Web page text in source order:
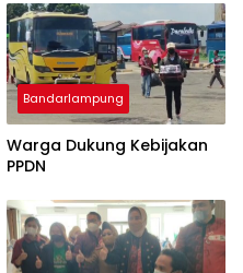
Bandarlampung
Warga Dukung Kebijakan
PPDN